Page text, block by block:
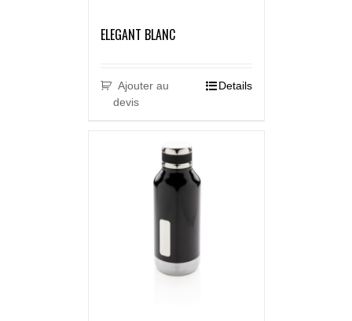
ELEGANT BLANC
Ajouter au
devis
Details